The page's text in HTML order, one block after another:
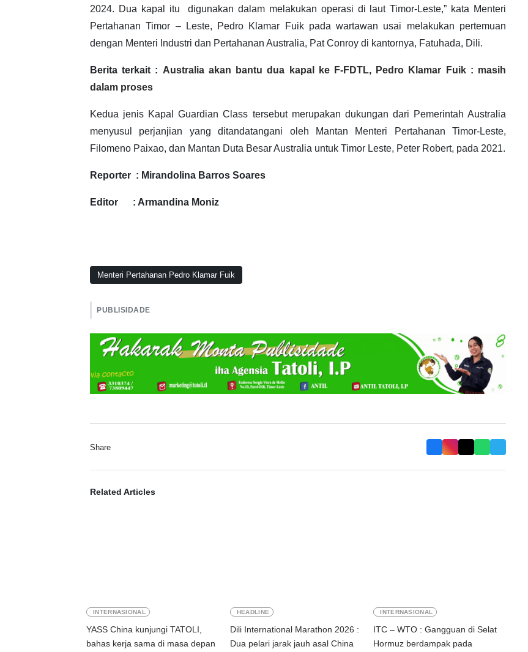
2024. Dua kapal itu digunakan dalam melakukan operasi di laut Timor-Leste,” kata Menteri
Pertahanan Timor – Leste, Pedro Klamar Fuik pada wartawan usai melakukan pertemuan
dengan Menteri Industri dan Pertahanan Australia, Pat Conroy di kantornya, Fatuhada, Dili.
Berita terkait : Australia akan bantu dua kapal ke F-FDTL, Pedro Klamar Fuik : masih
dalam proses
Kedua jenis Kapal Guardian Class tersebut merupakan dukungan dari Pemerintah Australia
menyusul perjanjian yang ditandatangani oleh Mantan Menteri Pertahanan Timor-Leste,
Filomeno Paixao, dan Mantan Duta Besar Australia untuk Timor Leste, Peter Robert, pada 2021.
Reporter : Mirandolina Barros Soares
Editor : Armandina Moniz
Menteri Pertahanan Pedro Klamar Fuik
PUBLISIDADE
Share
Related Articles
INTERNASIONAL
YASS China kunjungi TATOLI,
bahas kerja sama di masa depan
HEADLINE
Dili International Marathon 2026 :
Dua pelari jarak jauh asal China
INTERNASIONAL
ITC – WTO : Gangguan di Selat
Hormuz berdampak pada